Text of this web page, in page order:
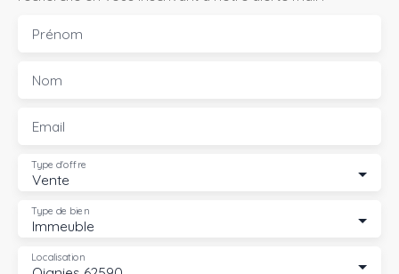
Prénom
Nom
Email
Vente
Type d'offre
Immeuble
Type de bien
Localisation